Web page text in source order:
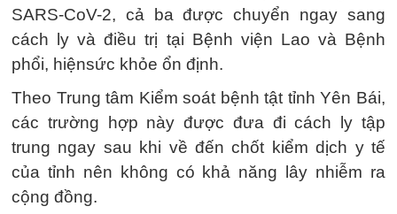
SARS-CoV-2, cả ba được chuyển ngay sang
cách ly và điều trị tại Bệnh viện Lao và Bệnh
phổi, hiệnsức khỏe ổn định.
Theo Trung tâm Kiểm soát bệnh tật tỉnh Yên Bái,
các trường hợp này được đưa đi cách ly tập
trung ngay sau khi về đến chốt kiểm dịch y tế
của tỉnh nên không có khả năng lây nhiễm ra
cộng đồng.